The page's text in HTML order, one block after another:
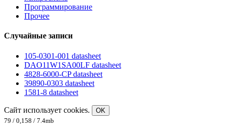
Программирование
Прочее
Случайные записи
105-0301-001 datasheet
DAO11W1SA00LF datasheet
4828-6000-CP datasheet
39890-0303 datasheet
1581-8 datasheet
Сайт использует cookies.
OK
79 / 0,158 / 7.4mb